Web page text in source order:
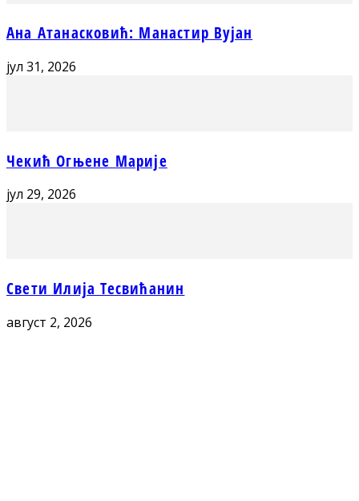
Ана Атанасковић: Манастир Вујан
јул 31, 2026
Чекић Огњене Марије
јул 29, 2026
Свети Илија Тесвићанин
август 2, 2026